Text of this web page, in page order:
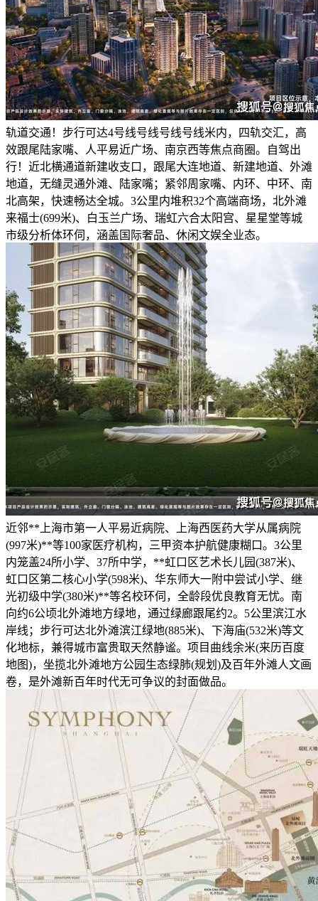
轨道交通！步行可达4号线号线号线号线米内，四轨交汇，高
效跟尾陆家嘴、人平易近广场、南京西等焦点商圈。自驾出
行！近北横通道新建收支口，跟尾大连地道、新建地道、外滩
地道，无缝灵通外滩、陆家嘴；紧邻周家嘴、内环、中环、南
北高架，快速畅达全城。3公里内堆积32个高端商场，北外滩
来福士(699米)、白玉兰广场、瑞虹六合太阳宫、星星堂等城
市级分析体环伺，涵盖国际奢品、休闲文娱全业态。
近邻**上海市第一人平易近病院、上海西医药大学从属病院
(997米)**等100家医疗机构，三甲资本护航健康糊口。3公里
内笼盖24所小学、37所中学，**虹口区艺术长儿园(387米)、
虹口区第二核心小学(598米)、华东师大一附中尝试小学、继
光初级中学(380米)**等名校环伺，全龄段优良教育无忧。南
向约6公顷北外滩地方绿地，通过绿廊跟尾约2。5公里滨江水
岸线；步行可达北外滩滨江绿地(885米)、下海庙(532米)等文
化地标，兼得城市富贵取天然静谧。项目曲线余米(来历百度
地图)，坐揽北外滩地方公园生态绿肺(规划)及百年外滩人文画
卷，是外滩新百年时代无可争议的封面做品。